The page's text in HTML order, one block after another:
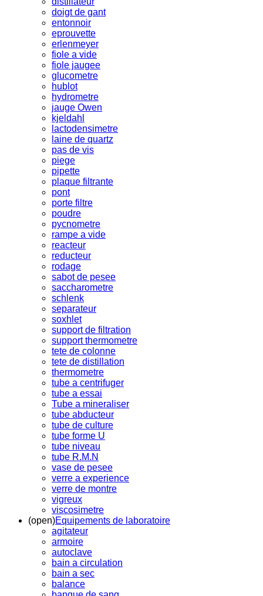
doigt de gant
entonnoir
eprouvette
erlenmeyer
fiole a vide
fiole jaugee
glucometre
hublot
hydrometre
jauge Owen
kjeldahl
lactodensimetre
laine de quartz
pas de vis
piege
pipette
plaque filtrante
pont
porte filtre
poudre
pycnometre
rampe a vide
reacteur
reducteur
rodage
sabot de pesee
saccharometre
schlenk
separateur
soxhlet
support de filtration
support thermometre
tete de colonne
tete de distillation
thermometre
tube a centrifuger
tube a essai
Tube a mineraliser
tube abducteur
tube de culture
tube forme U
tube niveau
tube R.M.N
vase de pesee
verre a experience
verre de montre
vigreux
viscosimetre
(open)Equipements de laboratoire
agitateur
armoire
autoclave
bain a circulation
bain a sec
balance